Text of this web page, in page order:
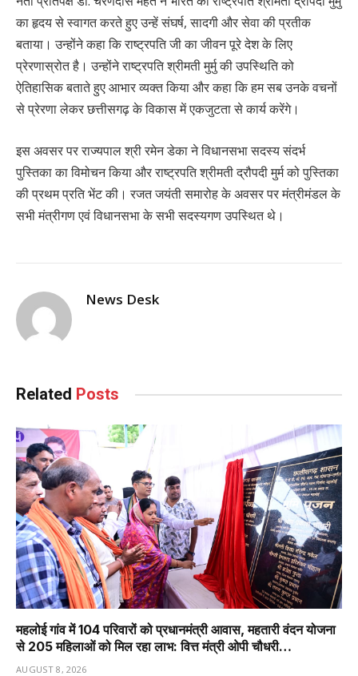
का हृदय से स्वागत करते हुए उन्हें संघर्ष, सादगी और सेवा की प्रतीक
बताया। उन्होंने कहा कि राष्ट्रपति जी का जीवन पूरे देश के लिए
प्रेरणास्रोत है। उन्होंने राष्ट्रपति श्रीमती मुर्मु की उपस्थिति को
ऐतिहासिक बताते हुए आभार व्यक्त किया और कहा कि हम सब उनके वचनों
से प्रेरणा लेकर छत्तीसगढ़ के विकास में एकजुटता से कार्य करेंगे।
इस अवसर पर राज्यपाल श्री रमेन डेका ने विधानसभा सदस्य संदर्भ
पुस्तिका का विमोचन किया और राष्ट्रपति श्रीमती द्रौपदी मुर्म को पुस्तिका
की प्रथम प्रति भेंट की। रजत जयंती समारोह के अवसर पर मंत्रीमंडल के
सभी मंत्रीगण एवं विधानसभा के सभी सदस्यगण उपस्थित थे।
News Desk
Related Posts
महलोई गांव में 104 परिवारों को प्रधानमंत्री आवास, महतारी वंदन योजना
से 205 महिलाओं को मिल रहा लाभ: वित्त मंत्री ओपी चौधरी…
AUGUST 8, 2026